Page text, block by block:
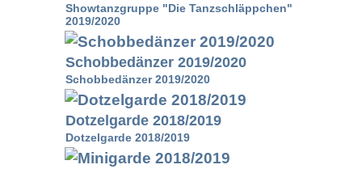
Showtanzgruppe "Die Tanzschläppchen"
2019/2020
Schobbedänzer 2019/2020
Schobbedänzer 2019/2020
Dotzelgarde 2018/2019
Dotzelgarde 2018/2019